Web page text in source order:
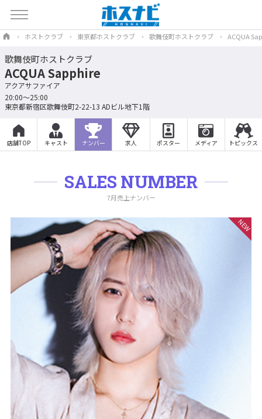
ホストクラブ 東京都ホストクラブ 歌舞伎町ホストクラブ ACQUA
歌舞伎町ホストクラブ
ACQUA Sapphire
アクアサファイア
20:00～25:00
東京都新宿区歌舞伎町2-22-13 ADビル地下1階
店舗TOP キャスト ナンバー 求人 ポスター メディア トピックス
SALES NUMBER
7月売上ナンバー